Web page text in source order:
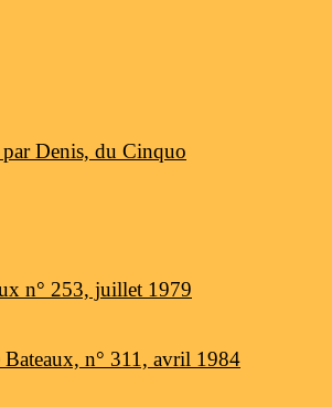
Denis, du Cinquo
n° 253, juillet 1979
Bateaux, n° 311, avril 1984